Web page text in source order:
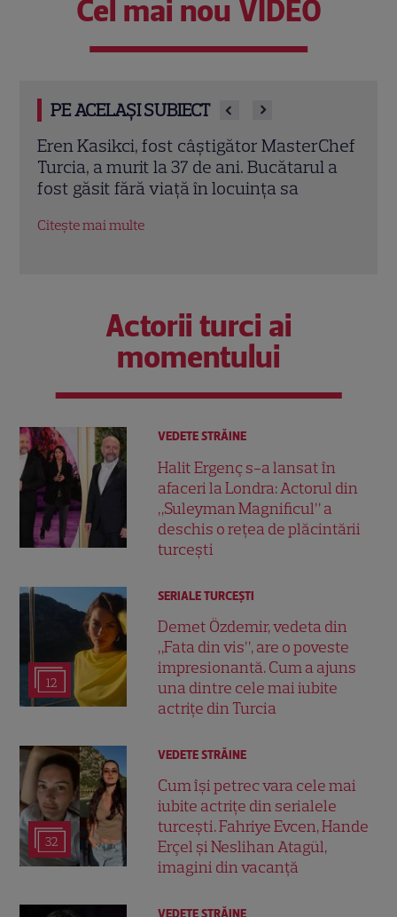
Cel mai nou VIDEO
PE ACELAȘI SUBIECT
Trei cupluri revin la „Insula Iubirii –
Reuniuni”. Ce se întâmplă când se
întâlnesc din nou cu Radu Vâlcan
Citește mai multe
Actorii turci ai
momentului
VEDETE STRĂINE
Halit Ergenç s-a lansat în
afaceri la Londra: Actorul din
„Suleyman Magnificul” a
deschis o rețea de plăcintării
turcești
12
SERIALE TURCEŞTI
Demet Özdemir, vedeta din
„Fata din vis”, are o poveste
impresionantă. Cum a ajuns
una dintre cele mai iubite
actrițe din Turcia
32
VEDETE STRĂINE
Cum își petrec vara cele mai
iubite actrițe din serialele
turcești. Fahriye Evcen, Hande
Erçel și Neslihan Atagül,
imagini din vacanță